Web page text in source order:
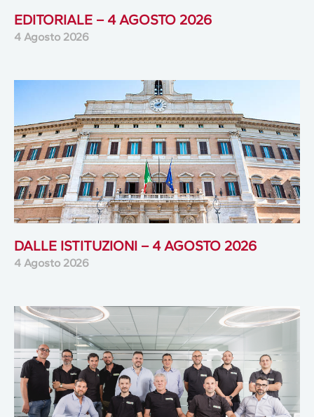
EDITORIALE – 4 AGOSTO 2026
4 Agosto 2026
DALLE ISTITUZIONI – 4 AGOSTO 2026
4 Agosto 2026